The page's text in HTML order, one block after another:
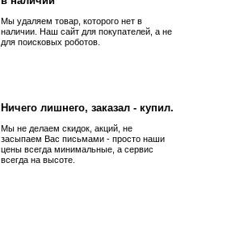
Мы удаляем товар, которого нет в
наличии. Наш сайт для покупателей, а не
для поисковых роботов.
Ничего лишнего, заказал - купил.
Мы не делаем скидок, акций, не
засыпаем Вас письмами - просто наши
цены всегда минимальные, а сервис
всегда на высоте.